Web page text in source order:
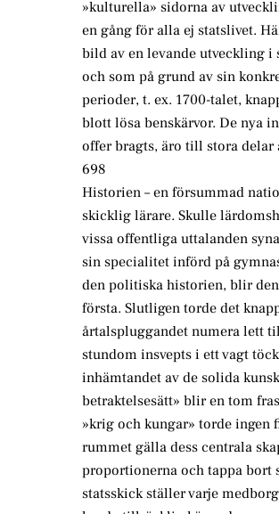
»kulturella» sidorna av
en gång för alla ej statslivet.
bild av en levande utveckling
och som på grund av sin
perioder, t. ex. 1700-talet,
blott lösa benskärvor. De nya
offer bragts, äro till stora delar
698
Historien – en försummad
skicklig lärare. Skulle
vissa offentliga uttalanden
sin specialitet införd på
den politiska historien, blir
första. Slutligen torde det
årtalspluggandet numera lett
stundom insvepts i ett vagt
inhämtandet av de solida
betraktelsesätt» blir en tom
»krig och kungar» torde ingen
rummet gälla dess centrala
proportionerna och tappa bort
statsskick ställer varje